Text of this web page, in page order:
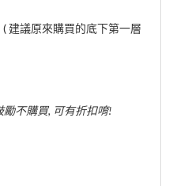
建議原來購買的底下第一層
不購買, 可有折扣唷!